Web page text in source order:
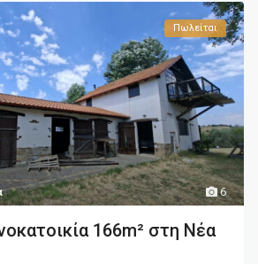
6
Πωλείται
166m² στη Νέα